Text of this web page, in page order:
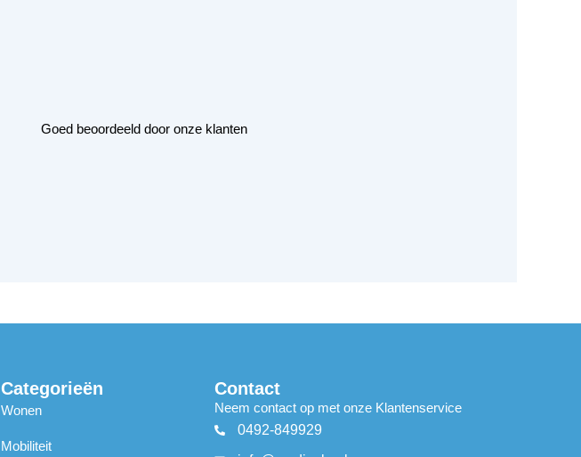
Goed beoordeeld door onze klanten
Categorieën
Wonen
Mobiliteit
Contact
Neem contact op met onze Klantenservice
0492-849929